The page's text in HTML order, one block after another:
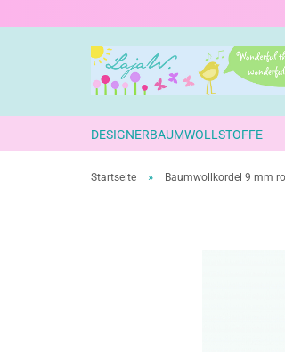
DESIGNERBAUMWOLLSTOFFE
Startseite » Baumwollkordel 9 mm